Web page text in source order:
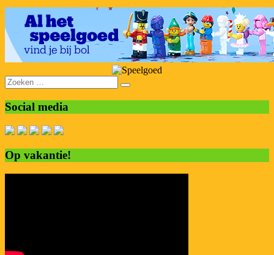
Zoeken
naar:
Social media
Op vakantie!